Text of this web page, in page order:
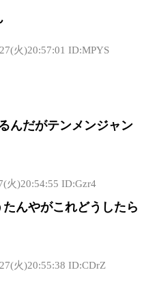
火)20:57:01 ID:MPYS
んだがテンメンジャン
火)20:54:55 ID:Gzr4
んやがこれどうしたら
火)20:55:38 ID:CDrZ